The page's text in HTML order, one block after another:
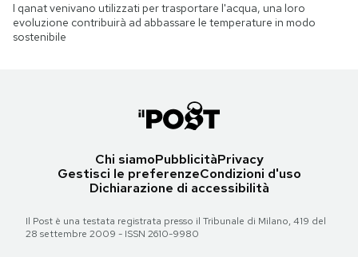
I qanat venivano utilizzati per trasportare l'acqua, una loro
evoluzione contribuirà ad abbassare le temperature in modo
sostenibile
Chi siamoPubblicitàPrivacy
Gestisci le preferenzeCondizioni d'uso
Dichiarazione di accessibilità
Il Post è una testata registrata presso il Tribunale di Milano, 419 del
28 settembre 2009 - ISSN 2610-9980